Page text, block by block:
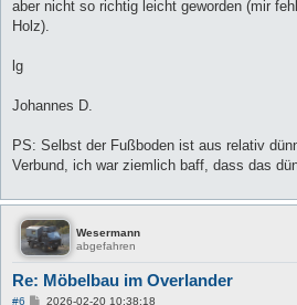
aber nicht so richtig leicht geworden (mir
Holz).
lg
Johannes D.
PS: Selbst der Fußboden ist aus relativ
Verbund, ich war ziemlich baff, dass das
Wesermann
abgefahren
Re: Möbelbau im Overlander
#6 B2026-02-20 10:38:18